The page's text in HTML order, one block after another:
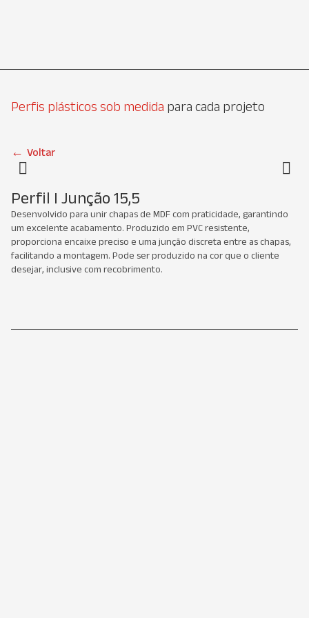
Perfis plásticos sob medida para cada projeto
← Voltar
Perfil I Junção 15,5
Desenvolvido para unir chapas de MDF com praticidade, garantindo
um excelente acabamento. Produzido em PVC resistente,
proporciona encaixe preciso e uma junção discreta entre as chapas,
facilitando a montagem. Pode ser produzido na cor que o cliente
desejar, inclusive com recobrimento.